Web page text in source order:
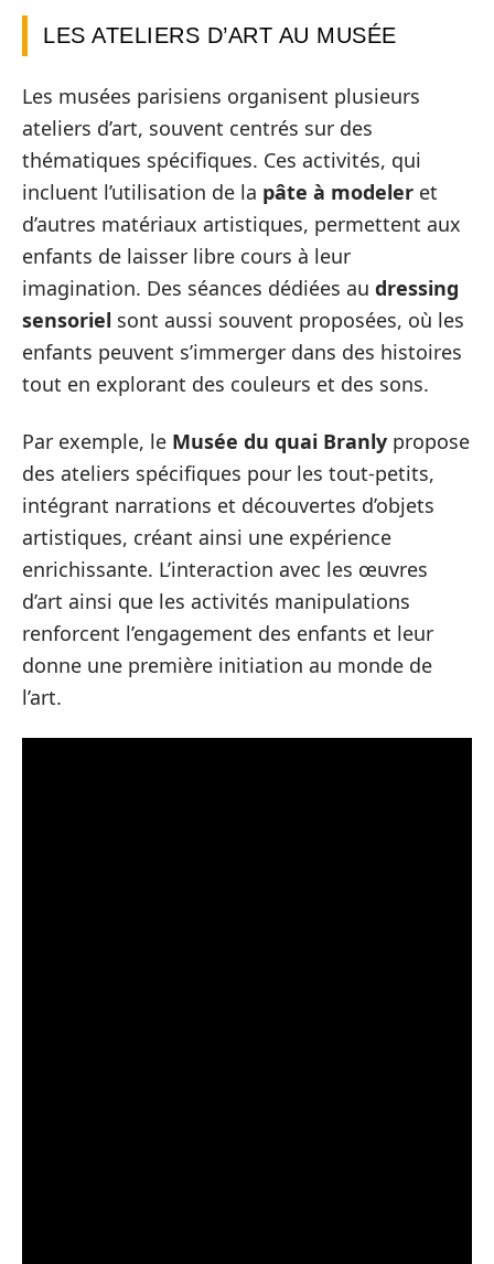
LES ATELIERS D’ART AU MUSÉE
Les musées parisiens organisent plusieurs
ateliers d’art, souvent centrés sur des
thématiques spécifiques. Ces activités, qui
incluent l’utilisation de la pâte à modeler et
d’autres matériaux artistiques, permettent aux
enfants de laisser libre cours à leur
imagination. Des séances dédiées au dressing
sensoriel sont aussi souvent proposées, où les
enfants peuvent s’immerger dans des histoires
tout en explorant des couleurs et des sons.
Par exemple, le Musée du quai Branly propose
des ateliers spécifiques pour les tout-petits,
intégrant narrations et découvertes d’objets
artistiques, créant ainsi une expérience
enrichissante. L’interaction avec les œuvres
d’art ainsi que les activités manipulations
renforcent l’engagement des enfants et leur
donne une première initiation au monde de
l’art.